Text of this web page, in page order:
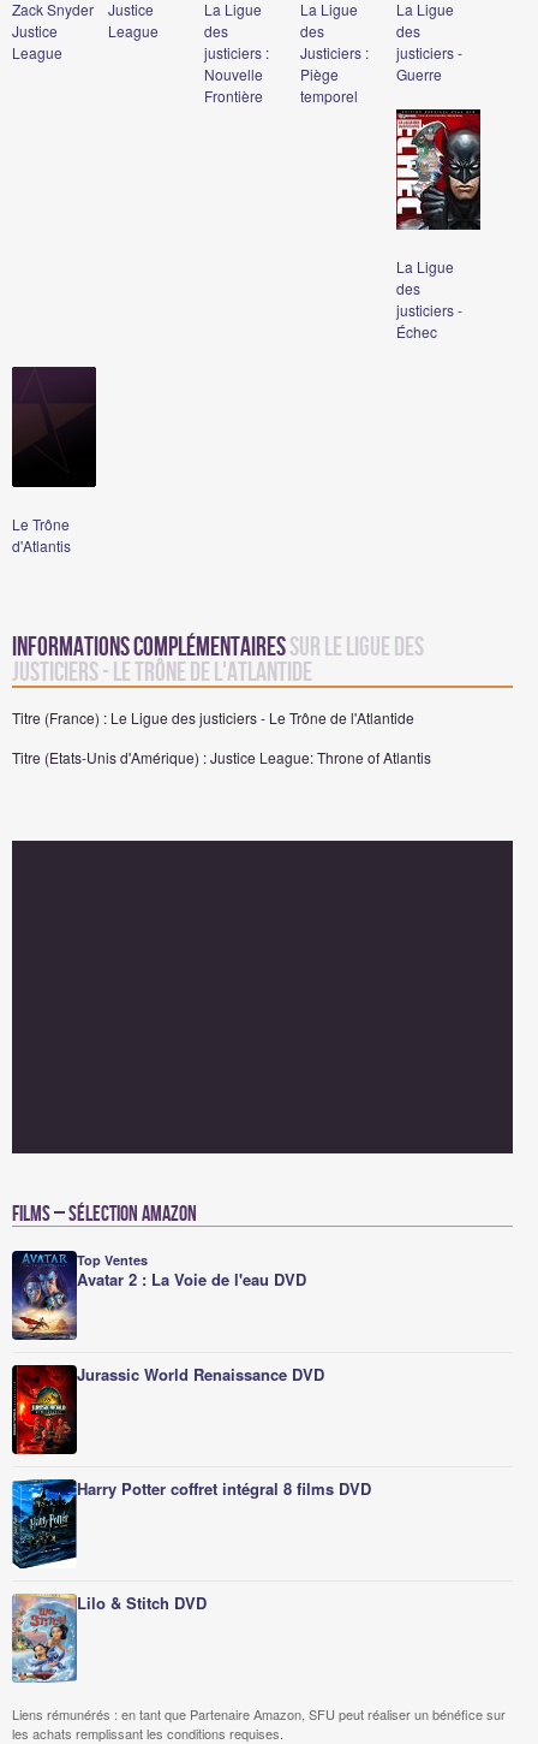
Zack Snyder
Justice
League
Justice
League
La Ligue
des
justiciers :
Nouvelle
Frontière
La Ligue
des
Justiciers :
Piège
temporel
La Ligue
des
justiciers -
Guerre
La Ligue
des
justiciers -
Échec
Le Trône
d'Atlantis
Informations complémentairessur Le Ligue des
justiciers - Le Trône de l'Atlantide
Titre (France) : Le Ligue des justiciers - Le Trône de l'Atlantide
Titre (Etats-Unis d'Amérique) : Justice League: Throne of Atlantis
Films – Sélection Amazon
Top Ventes
Avatar 2 : La Voie de l'eau DVD
Jurassic World Renaissance DVD
Harry Potter coffret intégral 8 films DVD
Lilo & Stitch DVD
Liens rémunérés : en tant que Partenaire Amazon, SFU peut réaliser un bénéfice sur
les achats remplissant les conditions requises.